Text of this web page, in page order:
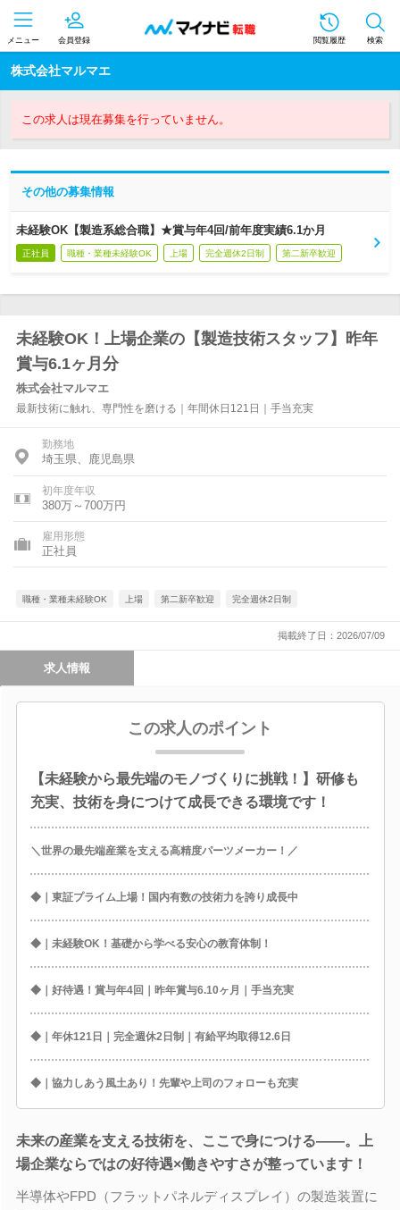
メニュー 会員登録 閲覧履歴 検索
株式会社マルマエ
この求人は現在募集を行っていません。
その他の募集情報
未経験OK【製造系総合職】★賞与年4回/前年度実績6.1か月
正社員 職種・業種未経験OK 上場 完全週休2日制 第二新卒歓迎
未経験OK！上場企業の【製造技術スタッフ】昨年
賞与6.1ヶ月分
株式会社マルマエ
最新技術に触れ、専門性を磨ける｜年間休日121日｜手当充実
勤務地
埼玉県、鹿児島県
初年度年収
380万～700万円
雇用形態
正社員
職種・業種未経験OK 上場 第二新卒歓迎 完全週休2日制
掲載終了日：2026/07/09
求人情報
この求人のポイント
【未経験から最先端のモノづくりに挑戦！】研修も
充実、技術を身につけて成長できる環境です！
＼世界の最先端産業を支える高精度パーツメーカー！／
◆｜東証プライム上場！国内有数の技術力を誇り成長中
◆｜未経験OK！基礎から学べる安心の教育体制！
◆｜好待遇！賞与年4回｜昨年賞与6.10ヶ月｜手当充実
◆｜年休121日｜完全週休2日制｜有給平均取得12.6日
◆｜協力しあう風土あり！先輩や上司のフォローも充実
未来の産業を支える技術を、ここで身につける――。上
場企業ならではの好待遇×働きやすさが整っています！
半導体やFPD（フラットパネルディスプレイ）の製造装置に